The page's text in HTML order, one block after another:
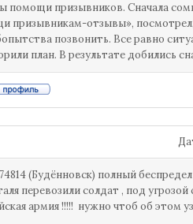
помощи призывников. Сначала
призывникам-отзывы», посмотрел,
позвонить. Все равно
план. В результате добились
(Будённовск) полный
перевозили солдат , под
армия !!!!! нужно чтоб об этом